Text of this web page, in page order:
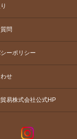
問
ーポリシー
せ
易株式会社公式HP